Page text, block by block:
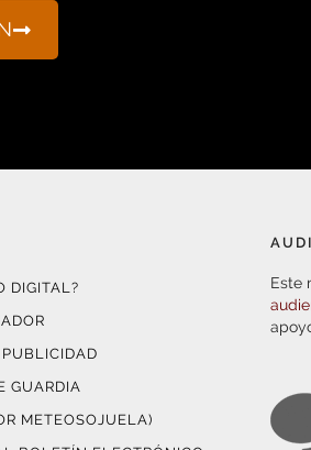
DIGITAL?
GUARDIA
METEOSOJUELA)
Este